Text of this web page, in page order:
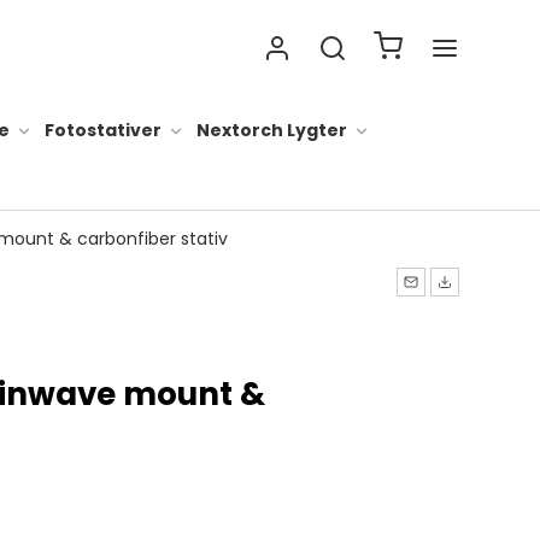
Fotostativer Nextorch Lygter
& carbonfiber stativ
mount &